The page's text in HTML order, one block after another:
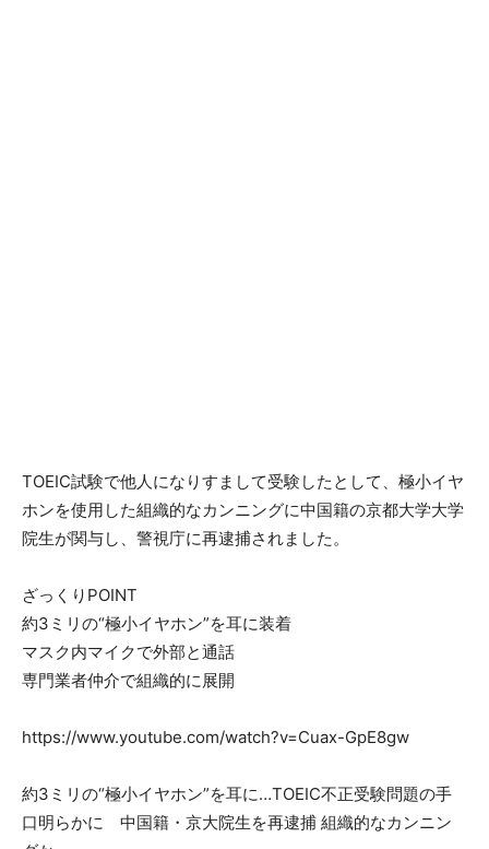
TOEIC試験で他人になりすまして受験したとして、極小イヤ
ホンを使用した組織的なカンニングに中国籍の京都大学大学
院生が関与し、警視庁に再逮捕されました。
ざっくりPOINT
約3ミリの“極小イヤホン”を耳に装着
マスク内マイクで外部と通話
専門業者仲介で組織的に展開
https://www.youtube.com/watch?v=Cuax-GpE8gw
約3ミリの“極小イヤホン”を耳に…TOEIC不正受験問題の手
口明らかに 中国籍・京大院生を再逮捕 組織的なカンニン